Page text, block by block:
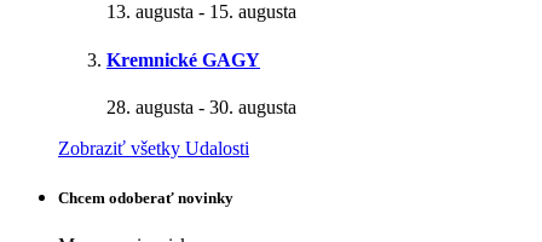
13. augusta - 15. augusta
Kremnické GAGY
28. augusta - 30. augusta
Zobraziť všetky Udalosti
Chcem odoberať novinky